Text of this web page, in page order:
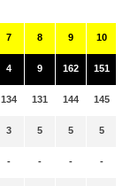
7
4
134
3
-
8
9
131
5
-
9
162
144
5
-
10
151
145
5
-